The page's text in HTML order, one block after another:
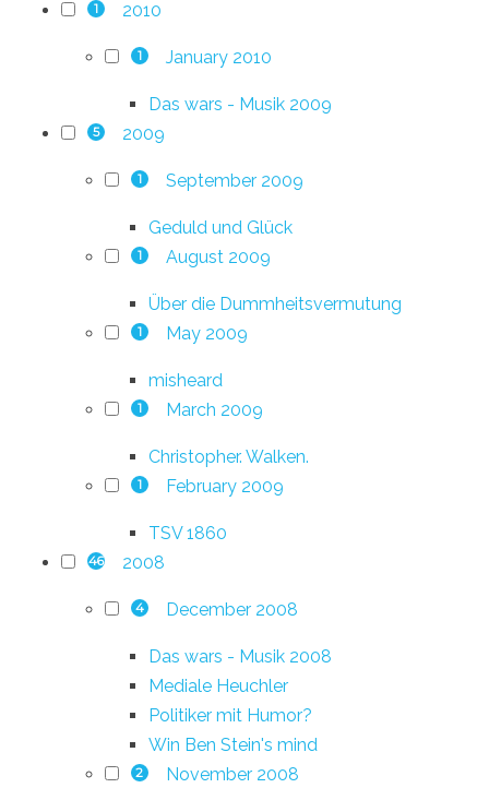
1 2010
1 January 2010
Das wars - Musik 2009
5 2009
1 September 2009
Geduld und Glück
1 August 2009
Über die Dummheitsvermutung
1 May 2009
misheard
1 March 2009
Christopher. Walken.
1 February 2009
TSV 1860
46 2008
4 December 2008
Das wars - Musik 2008
Mediale Heuchler
Politiker mit Humor?
Win Ben Stein's mind
2 November 2008